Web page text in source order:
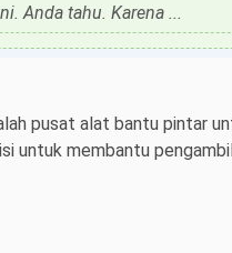
Anda tahu. Karena ...
pusat alat bantu pintar
untuk membantu